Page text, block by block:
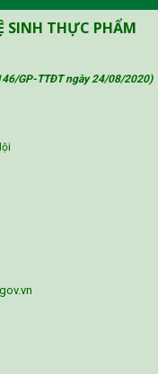
(SAFEGRO)
Safety Risk
SINH THỰC PHẨM
GP-TTĐT ngày 24/08/2020)